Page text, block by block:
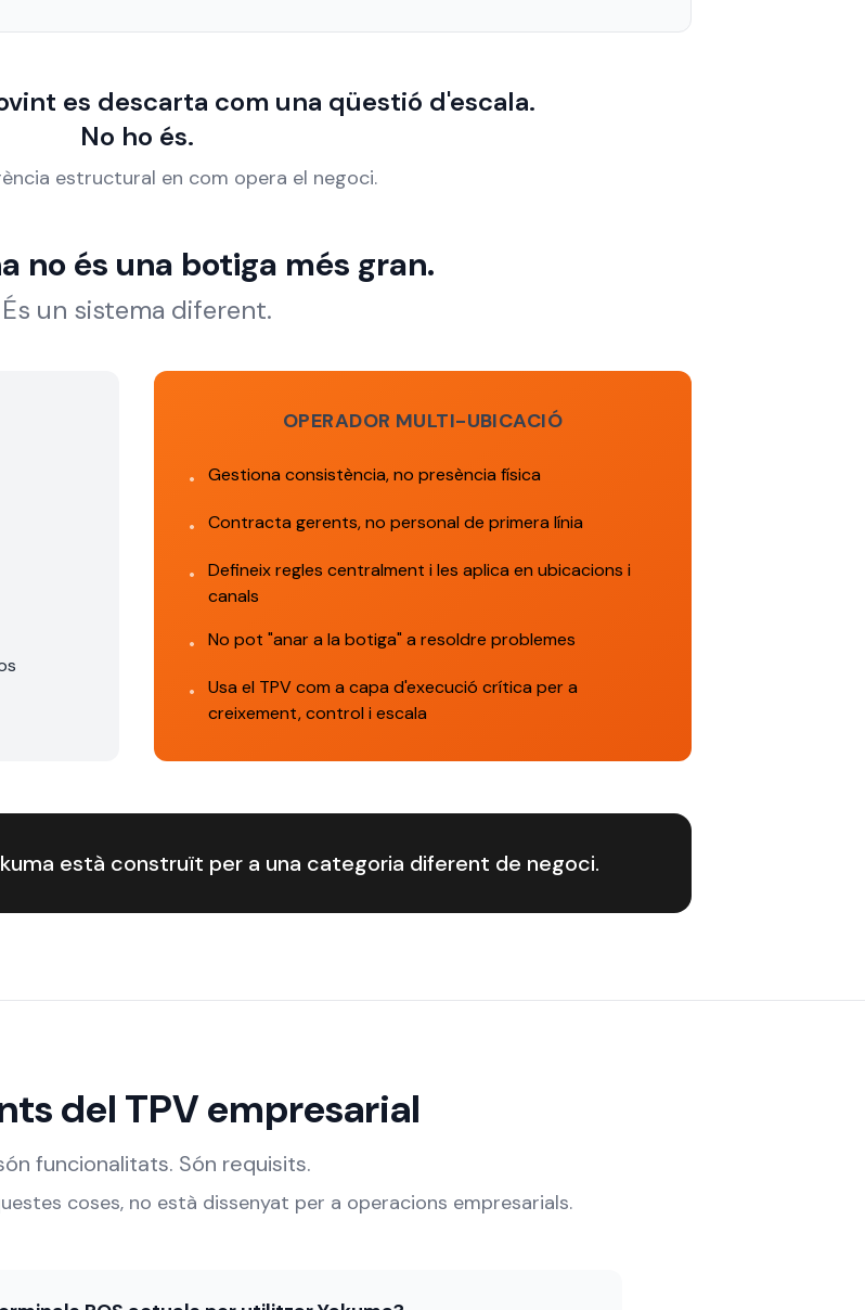
es descarta com una qüestió d'escala.
No ho és.
estructural en com opera el negoci.
no és una botiga més gran.
És un sistema diferent.
OPERADOR MULTI-UBICACIÓ
• Gestiona consistència, no presència física
• Contracta gerents, no personal de primera línia
•
Defineix regles centralment i les aplica en ubicacions i
canals
• No pot "anar a la botiga" a resoldre problemes
•
Usa el TPV com a capa d'execució crítica per a
creixement, control i escala
està construït per a una categoria diferent de negoci.
del TPV empresarial
funcionalitats. Són requisits.
coses, no està dissenyat per a operacions empresarials.